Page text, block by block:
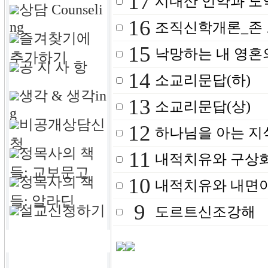
상담 Counseli
ng
즐겨찾기에
추가하기
공 지 사 항
생각 & 생각in
g
비공개상담신
청
정목사의 책
들: 교보문고
정목사의 책
들: 알라딘
설교신청하기
16 조직신학개론_존
15 낙망하는 내 영혼
14 소교리문답(하)
13 소교리문답(상)
12 하나님을 아는 지
11 내적치유와 구상
10 내적치유와 내면
9 도르트신조강해